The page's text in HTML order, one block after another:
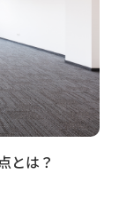
とは？